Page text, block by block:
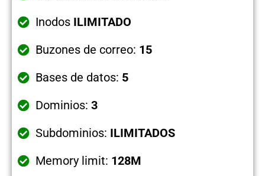
Inodos ILIMITADO
Buzones de correo: 15
Bases de datos: 5
Dominios: 3
Subdominios: ILIMITADOS
Memory limit: 128M